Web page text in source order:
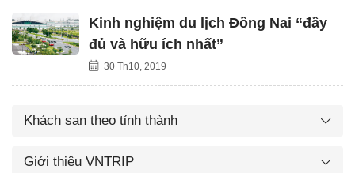
Kinh nghiệm du lịch Đồng Nai “đầy
đủ và hữu ích nhất”
30 Th10, 2019
Khách sạn theo tỉnh thành
Giới thiệu VNTRIP